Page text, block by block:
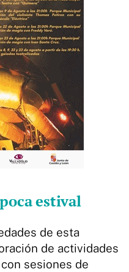
estival
de esta
de actividades
sesiones de